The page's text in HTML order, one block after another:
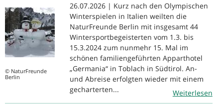
© NaturFreunde
Berlin
26.07.2026 | Kurz nach den Olympischen
Winterspielen in Italien weilten die
NaturFreunde Berlin mit insgesamt 44
Wintersportbegeisterten vom 1.3. bis
15.3.2024 zum nunmehr 15. Mal im
schönen familiengeführten Apparthotel
„Germania“ in Toblach in Südtirol. An-
und Abreise erfolgten wieder mit einem
gecharterten...
Weiterlesen